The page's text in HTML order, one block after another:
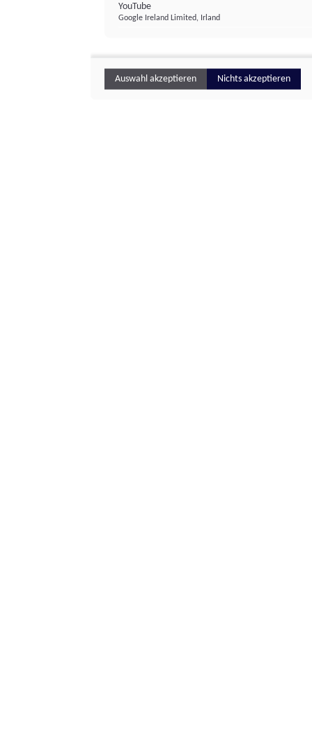
YouTube
Google Ireland Limited, Irland
Auswahl akzeptieren Nichts akzeptieren